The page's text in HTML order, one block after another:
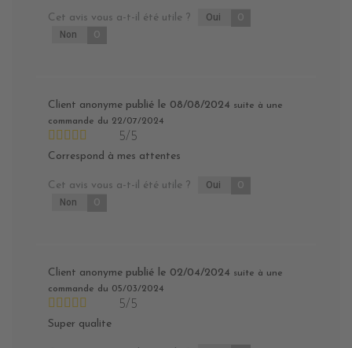
Cet avis vous a-t-il été utile ? Oui 0
Non 0
Client anonyme publié le 08/08/2024 suite à une
commande du 22/07/2024
5/5
Correspond à mes attentes
Cet avis vous a-t-il été utile ? Oui 0
Non 0
Client anonyme publié le 02/04/2024 suite à une
commande du 05/03/2024
5/5
Super qualite